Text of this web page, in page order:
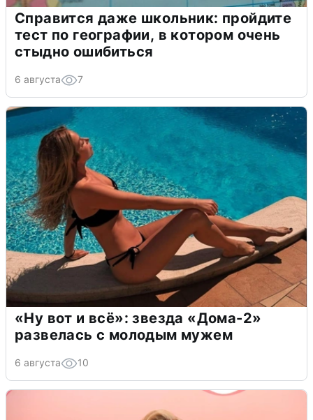
Справится даже школьник: пройдите
тест по географии, в котором очень
стыдно ошибиться
6 августа 7
«Ну вот и всё»: звезда «Дома-2»
развелась с молодым мужем
6 августа 10